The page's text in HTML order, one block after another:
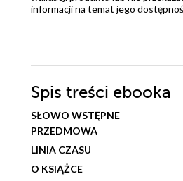
informacji na temat jego
Spis treści ebooka
SŁOWO WSTĘPNE
PRZEDMOWA
LINIA CZASU
O KSIĄŻCE